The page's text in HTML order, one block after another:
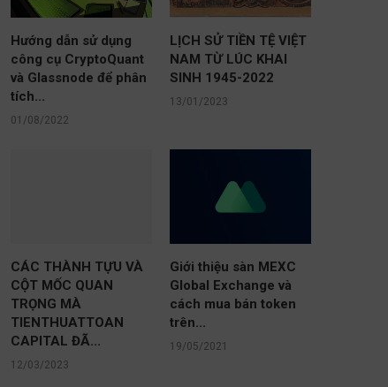
Hướng dẫn sử dụng
công cụ CryptoQuant
và Glassnode để phân
tích...
01/08/2022
LỊCH SỬ TIỀN TỆ VIỆT
NAM TỪ LÚC KHAI
SINH 1945-2022
13/01/2023
CÁC THÀNH TỰU VÀ
CỘT MỐC QUAN
TRỌNG MÀ
TIENTHUATTOAN
CAPITAL ĐÃ...
12/03/2023
Giới thiệu sàn MEXC
Global Exchange và
cách mua bán token
trên...
19/05/2021